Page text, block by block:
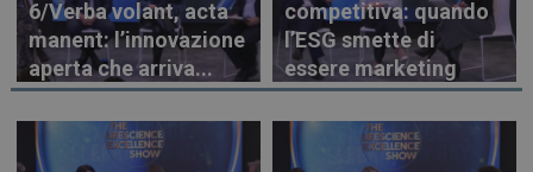
6/Verba volant, acta
manent: l’innovazione
aperta che arriva...
competitiva: quando
l’ESG smette di
essere marketing